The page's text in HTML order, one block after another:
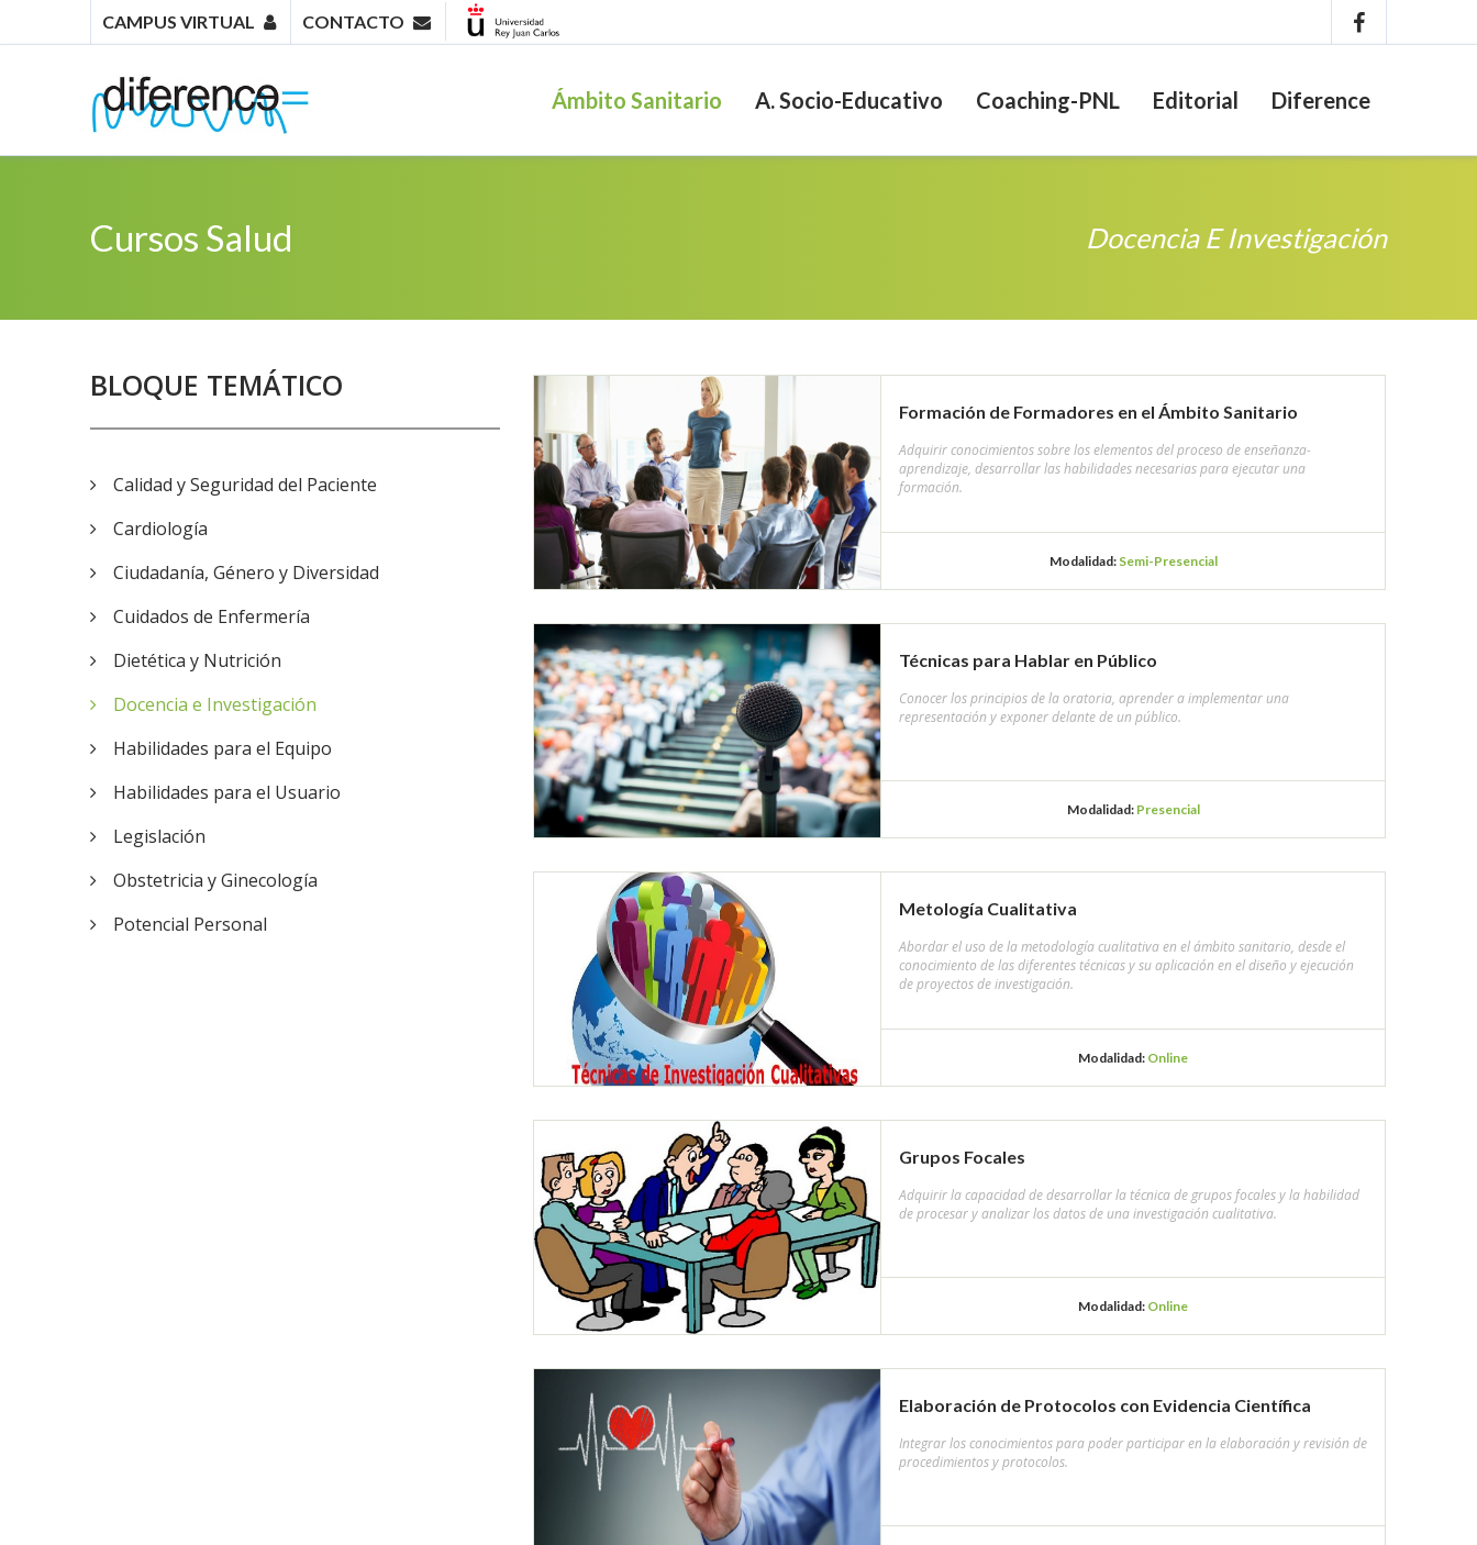
CAMPUS VIRTUAL CONTACTO
Ámbito Sanitario A. Socio-Educativo Coaching-PNL Editorial Diference
Cursos Salud Docencia E Investigación
BLOQUE TEMÁTICO
Calidad y Seguridad del Paciente
Cardiología
Ciudadanía, Género y Diversidad
Cuidados de Enfermería
Dietética y Nutrición
Docencia e Investigación
Habilidades para el Equipo
Habilidades para el Usuario
Legislación
Obstetricia y Ginecología
Potencial Personal
Formación de Formadores en el Ámbito Sanitario
Adquirir conocimientos sobre los elementos del proceso de enseñanza-
aprendizaje, desarrollar las habilidades necesarias para ejecutar una
formación.
Modalidad: Semi-Presencial
Técnicas para Hablar en Público
Conocer los principios de la oratoria, aprender a implementar una
representación y exponer delante de un público.
Modalidad: Presencial
Metología Cualitativa
Abordar el uso de la metodología cualitativa en el ámbito sanitario, desde el
conocimiento de las diferentes técnicas y su aplicación en el diseño y ejecución
de proyectos de investigación.
Modalidad: Online
Grupos Focales
Adquirir la capacidad de desarrollar la técnica de grupos focales y la habilidad
de procesar y analizar los datos de una investigación cualitativa.
Modalidad: Online
Elaboración de Protocolos con Evidencia Científica
Integrar los conocimientos para poder participar en la elaboración y revisión de
procedimientos y protocolos.